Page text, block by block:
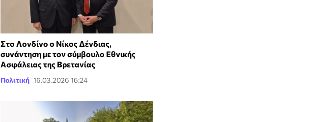
Στο Λονδίνο ο Νίκος Δένδιας,
συνάντηση με τον σύμβουλο Εθνικής
Ασφάλειας της Βρετανίας
Πολιτική 16.03.2026 16:24